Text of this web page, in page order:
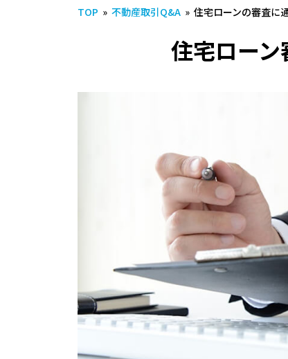
TOP » 不動産取引Q&A » 住宅ローンの審査に
住宅ロー